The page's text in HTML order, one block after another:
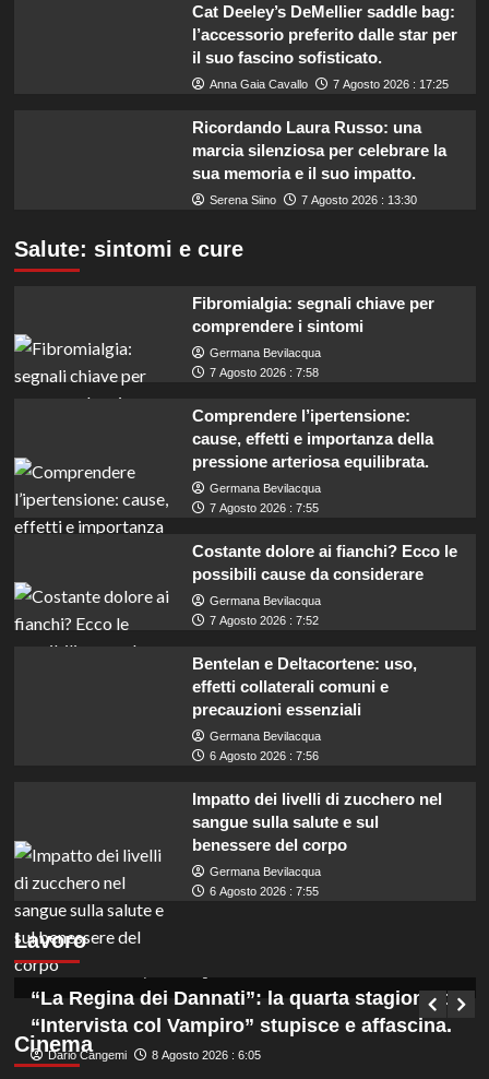
Cat Deeley’s DeMellier saddle bag:
l’accessorio preferito dalle star per
il suo fascino sofisticato.
Anna Gaia Cavallo 7 Agosto 2026 : 17:25
Ricordando Laura Russo: una
marcia silenziosa per celebrare la
sua memoria e il suo impatto.
Serena Siino 7 Agosto 2026 : 13:30
Salute: sintomi e cure
Fibromialgia: segnali chiave per
comprendere i sintomi
Germana Bevilacqua
7 Agosto 2026 : 7:58
Comprendere l’ipertensione:
cause, effetti e importanza della
pressione arteriosa equilibrata.
Germana Bevilacqua
7 Agosto 2026 : 7:55
Costante dolore ai fianchi? Ecco le
possibili cause da considerare
Germana Bevilacqua
7 Agosto 2026 : 7:52
Bentelan e Deltacortene: uso,
effetti collaterali comuni e
precauzioni essenziali
Germana Bevilacqua
6 Agosto 2026 : 7:56
Impatto dei livelli di zucchero nel
sangue sulla salute e sul
benessere del corpo
Germana Bevilacqua
6 Agosto 2026 : 7:55
Lavoro
Marche: opportunità di lavoro per coadiutori
amministrativi con licenza media disponibile
subito!
Germana Bevilacqua
Cinema
“La Regina dei Dannati”: la quarta stagione di
“Intervista col Vampiro” stupisce e affascina.
Dario Cangemi 8 Agosto 2026 : 6:05